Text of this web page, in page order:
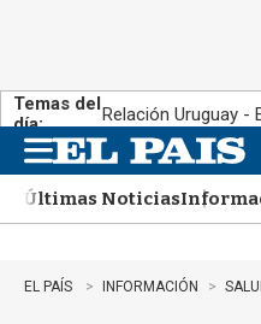
Temas del
día:
Relación Uruguay -
n
uÚltimas Noticias
EL PAÍS INFORMACIÓN